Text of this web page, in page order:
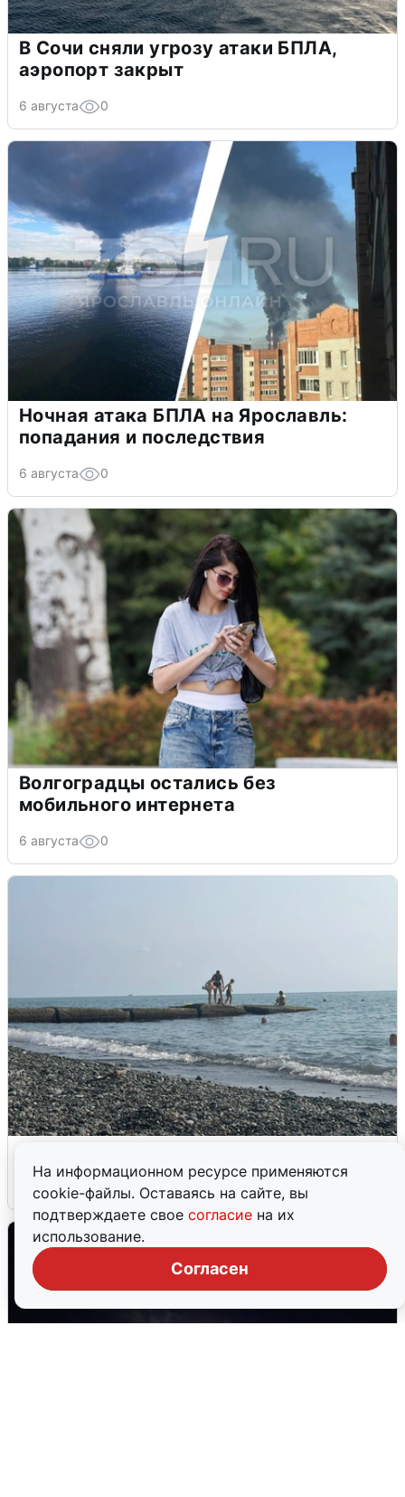
На информационном ресурсе применяются
cookie-файлы. Оставаясь на сайте, вы
подтверждаете свое согласие на их
использование.
Согласен
В Сочи сняли угрозу атаки БПЛА,
аэропорт закрыт
6 августа 0
Ночная атака БПЛА на Ярославль:
попадания и последствия
6 августа 0
Волгоградцы остались без
мобильного интернета
6 августа 0
6 августа 0